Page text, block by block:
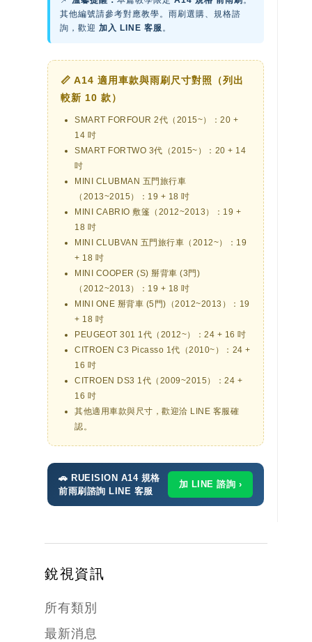
其他編號請參考對應教學。雨刷選購、規格諮
詢，歡迎 加入 LINE 客服。
📏 A14 適用車款與雨刷尺寸對照（列出
較新 10 款）
SMART FORFOUR 2代（2015~）：20 +
14 吋
SMART FORTWO 3代（2015~）：20 + 14
吋
MINI CLUBMAN 五門旅行車
（2013~2015）：19 + 18 吋
MINI CABRIO 敷篷（2012~2013）：19 +
18 吋
MINI CLUBVAN 五門旅行車（2012~）：19
+ 18 吋
MINI COOPER (S) 掰背車 (3門)
（2012~2013）：19 + 18 吋
MINI ONE 掰背車 (5門)（2012~2013）：19
+ 18 吋
PEUGEOT 301 1代（2012~）：24 + 16 吋
CITROEN C3 Picasso 1代（2010~）：24 +
16 吋
CITROEN DS3 1代（2009~2015）：24 +
16 吋
其他適用車款與尺寸，歡迎洽 LINE 客服確
認。
🚗 RUEISION A14 規格
前雨刷諮詢 LINE 客服
加 LINE 諮詢 ›
銳視資訊
所有類別
最新消息